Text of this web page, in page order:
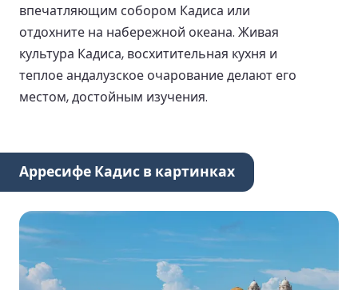
впечатляющим собором Кадиса или
отдохните на набережной океана. Живая
культура Кадиса, восхитительная кухня и
теплое андалузское очарование делают его
местом, достойным изучения.
Арресифе Кадис в картинках